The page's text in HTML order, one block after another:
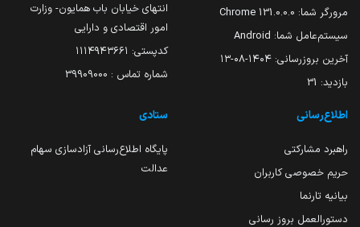
مرورگر شما: 131.0.0.0 Chrome
سیستم‌عامل شما: Android
آخرین بروزرسانی: ۱۴۰۴-۰۸-۱۳
بازدید: 31
انتهای خیابان باب همایون- وزارت
امور اقتصادی و دارایی
کدپستی: ۱۱۱۴۹۴۳۶۶۱
شماره تماس : 39909000
اطلاع‌رسانی
راهبرد مشارکتی
حریم خصوصی کاربران
بیانیه تارنما
دستورالعمل بروز رسانی
ستادی
پایگاه اطلاع‌رسانی آزادسازی سهام
عدالت